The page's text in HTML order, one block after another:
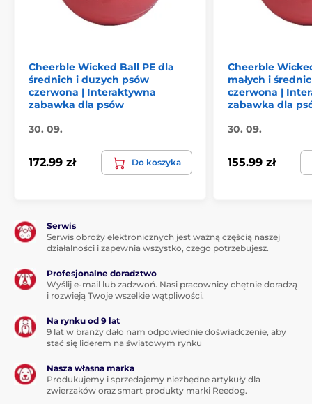
10-sekundowe odliczanie za każdym razem, gdy
dotkniesz zabawki, zanim Twój pupil otrzyma
Przemyślane rozwiązania
Twojemu pupilowi nie tylko czas na zabawę, ale także
na relaks. Urządzenie działa przez 10 minut, a
następnie przełącza się w tryb uśpienia na kolejne 30
ponownie w dowolnym momencie - wystarczy jedno
dotknięcie! Co więcej, można nagrać komendę
zachęcającą do zabawy lub pochwałę.
Cheerble Wicked Ball PE dla
średnich i duzych psów
czerwona | Interaktywna
zabawka dla psów
30. 09.
172.99 zł Do koszyka
Cheerble
małych i
czerwona |
zabawka dla
30. 09.
155.99 zł
Serwis
Serwis obroży elektronicznych jest ważną częścią naszej
działalności i zapewnia wszystko, czego potrzebujesz.
Profesjonalne doradztwo
Wyślij e-mail lub zadzwoń. Nasi pracownicy chętnie doradzą
i rozwieją Twoje wszelkie wątpliwości.
Na rynku od 9 lat
9 lat w branży dało nam odpowiednie doświadczenie, aby
stać się liderem na światowym rynku
Nasza własna marka
Produkujemy i sprzedajemy niezbędne artykuły dla
zwierzaków oraz smart produkty marki Reedog.